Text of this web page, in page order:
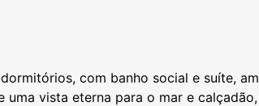
com banho social e suíte,
uma vista eterna para o mar e